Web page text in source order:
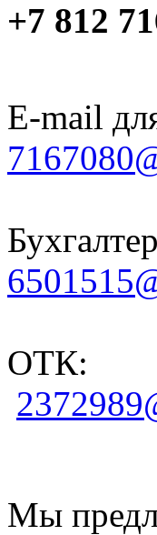
+7 812
E-mail
ОТК:
Мы